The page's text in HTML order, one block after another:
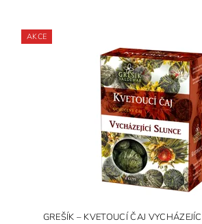
AKCE
GREŠÍK – KVETOUCÍ ČAJ